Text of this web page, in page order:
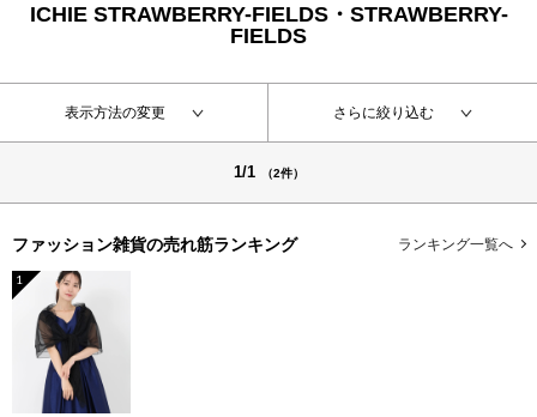
ICHIE STRAWBERRY-FIELDS・STRAWBERRY-
FIELDS
表示方法の変更 さらに絞り込む
1/1 （2件）
ファッション雑貨の売れ筋ランキング ランキング一覧へ
1